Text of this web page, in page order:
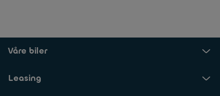
Våre biler
Leasing